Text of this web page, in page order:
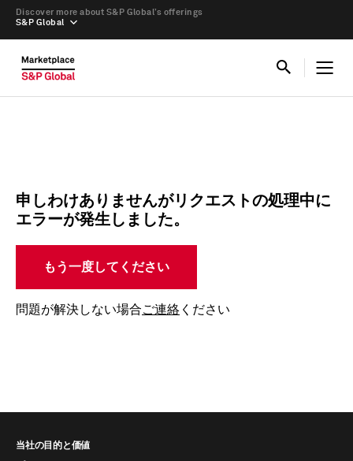
S&P Global
Discover more about S&P Global’s offerings
申しわけありませんがリクエストの処理中に
エラーが発生しました。
もう一度してください
問題が解決しない場合ご連絡 ください
当社の目的と価値